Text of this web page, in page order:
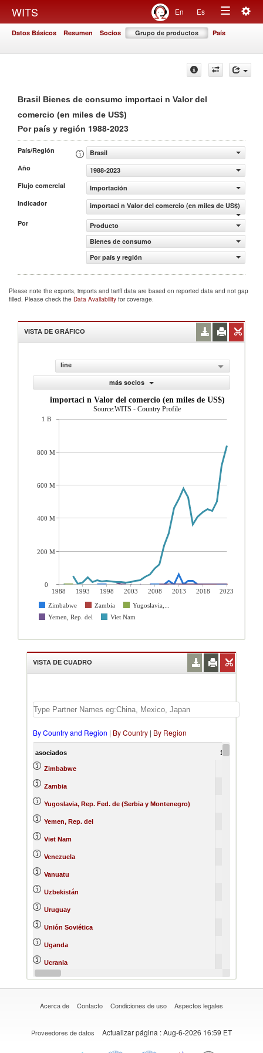
WITS En Es
Toggle
Datos Básicos Resumen Socios Grupo de productos País
Brasil Bienes de consumo importaci n Valor del
comercio (en miles de US$)
Por país y región 1988-2023
País/Región
Brasil
Año
1988-2023
Flujo comercial
Importación
Indicador
importaci n Valor del comercio (en miles de US$)
Por
Producto
Bienes de consumo
Por país y región
Please note the exports, imports and tariff data are based on reported data and not gap
filled. Please check the Data Availability for coverage.
VISTA DE GRÁFICO
line
más socios
importaci n Valor del comercio (en miles de US$)
Source:WITS - Country Profile
1988 1993 1998 2003 2008 2013 2018
2023
Zimbabwe
Zambia
Yugoslavia,...
Yemen, Rep. del
Viet Nam
1 B
800 M
600 M
400 M
200 M
0
VISTA DE CUADRO
By Country and Region | By Country | By Region
asociados 1988
Zimbabwe
Zambia
Yugoslavia, Rep. Fed. de (Serbia y Montenegro)
Yemen, Rep. del
Viet Nam
Venezuela
Vanuatu
Uzbekistán
Uruguay
Unión Soviética
Uganda
Ucrania
Tuvalu
Acerca de Contacto Condiciones de uso Aspectos legales
Proveedores de datos Actualizar página : Aug-6-2026 16:59 ET